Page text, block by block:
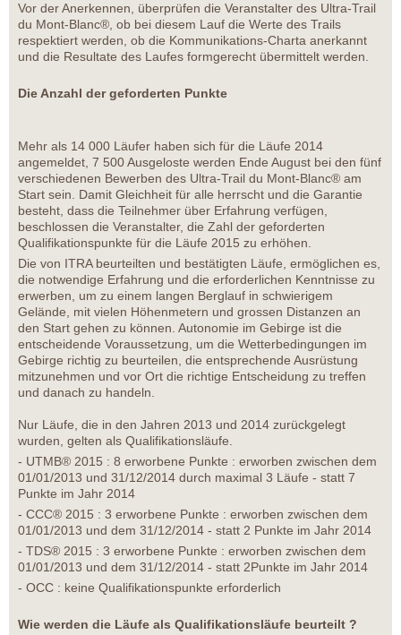
Vor der Anerkennen, überprüfen die Veranstalter des Ultra-Trail
du Mont-Blanc®, ob bei diesem Lauf die Werte des Trails
respektiert werden, ob die Kommunikations-Charta anerkannt
und die Resultate des Laufes formgerecht übermittelt werden.
Die Anzahl der geforderten Punkte
Mehr als 14 000 Läufer haben sich für die Läufe 2014
angemeldet, 7 500 Ausgeloste werden Ende August bei den fünf
verschiedenen Bewerben des Ultra-Trail du Mont-Blanc® am
Start sein. Damit Gleichheit für alle herrscht und die Garantie
besteht, dass die Teilnehmer über Erfahrung verfügen,
beschlossen die Veranstalter, die Zahl der geforderten
Qualifikationspunkte für die Läufe 2015 zu erhöhen.
Die von ITRA beurteilten und bestätigten Läufe, ermöglichen es,
die notwendige Erfahrung und die erforderlichen Kenntnisse zu
erwerben, um zu einem langen Berglauf in schwierigem
Gelände, mit vielen Höhenmetern und grossen Distanzen an
den Start gehen zu können. Autonomie im Gebirge ist die
entscheidende Voraussetzung, um die Wetterbedingungen im
Gebirge richtig zu beurteilen, die entsprechende Ausrüstung
mitzunehmen und vor Ort die richtige Entscheidung zu treffen
und danach zu handeln.
Nur Läufe, die in den Jahren 2013 und 2014 zurückgelegt
wurden, gelten als Qualifikationsläufe.
- UTMB® 2015 : 8 erworbene Punkte : erworben zwischen dem
01/01/2013 und 31/12/2014 durch maximal 3 Läufe - statt 7
Punkte im Jahr 2014
- CCC® 2015 : 3 erworbene Punkte : erworben zwischen dem
01/01/2013 und dem 31/12/2014 - statt 2 Punkte im Jahr 2014
- TDS® 2015 : 3 erworbene Punkte : erworben zwischen dem
01/01/2013 und dem 31/12/2014 - statt 2Punkte im Jahr 2014
- OCC : keine Qualifikationspunkte erforderlich
Wie werden die Läufe als Qualifikationsläufe beurteilt ?